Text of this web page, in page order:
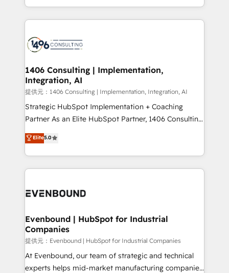
people, processes and data. We offer the best
digital solutions on the market, ranging from CRM
marketing automation to online and offline sales
allowing companies to optimize processes and meet
the needs of the customer. We are part of Impresoft
Group, a group of specialized and complementary
companies that divide their offer into 4
Competence Centers: Smart Manufacturing,
The synergies generated by these integrations,
together with the combination of talents, skills,
to accompany companies on their digital
1406 Consulting | Implementation,
Integration, AI
提供元：1406 Consulting | Implementation, Integration, AI
Strategic HubSpot Implementation + Coaching
Partner As an Elite HubSpot Partner, 1406 Consulting
helps mid-market revenue teams transform how
they sell, market, and serve. We don't just build your
HubSpot—we teach your team to own it, then stay
to help you keep winning. What We Do ⚙️ CRM
Data & Content 📈 Sales & Marketing Alignment +
Agent Creation 🔄 Custom Integrations & Data
Migration Why 1406 We become part of your team.
Your team learns while we build. We fix what others
broke. Built for mid-market reality—practical
solutions that work with your actual headcount and
Elite5.0
Evenbound | HubSpot for Industrial
Companies
提供元：Evenbound | HubSpot for Industrial Companies
At Evenbound, our team of strategic and technical
experts helps mid-market manufacturing companies